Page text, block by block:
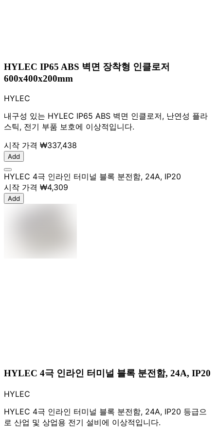
HYLEC IP65 ABS 벽면 장착형 인클로저
600x400x200mm
HYLEC
내구성 있는 HYLEC IP65 ABS 벽면 인클로저, 난연성 플라
스틱, 전기 부품 보호에 이상적입니다.
시작 가격 ₩337,438
Add
HYLEC 4극 인라인 터미널 블록 분전함, 24A, IP20
시작 가격 ₩4,309
Add
HYLEC 4극 인라인 터미널 블록 분전함, 24A, IP20
HYLEC
HYLEC 4극 인라인 터미널 블록 분전함, 24A, IP20 등급으
로 산업 및 상업용 전기 설비에 이상적입니다.